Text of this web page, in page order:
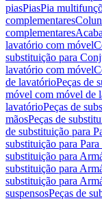
piasPiasPia
complementares
complementares
lavatório com móvel
substituição para
lavatório com móvel
de lavatórioPeças de
móvel com móvel de
lavatórioPeças de
mãosPeças de
de substituição para
substituição para
substituição para
substituição para
substituição para
suspensosPeças de